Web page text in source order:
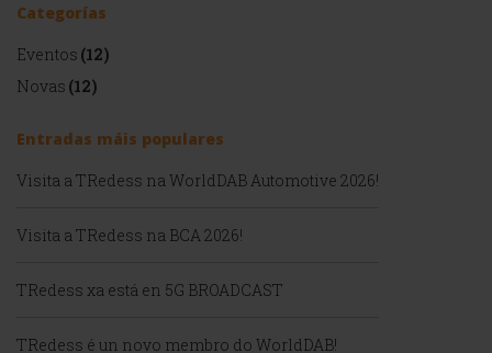
Categorías
Eventos (12)
Novas (12)
Entradas máis populares
Visita a TRedess na WorldDAB Automotive 2026!
Visita a TRedess na BCA 2026!
TRedess xa está en 5G BROADCAST
TRedess é un novo membro do WorldDAB!